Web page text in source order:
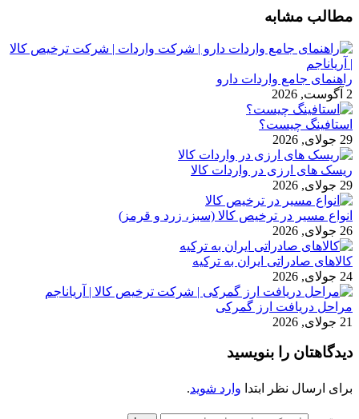
مطالب مشابه
راهنمای جامع واردات دارو
2 آگوست, 2026
استافینگ چیست؟
29 جولای, 2026
ریسک های ارزی در واردات کالا
29 جولای, 2026
انواع مسیر در ترخیص کالا (سبز، زرد و قرمز)
26 جولای, 2026
کالاهای صادراتی ایران به ترکیه
24 جولای, 2026
مراحل دریافت ارز گمرکی
21 جولای, 2026
دیدگاهتان را بنویسید
برای ارسال نظر ابتدا وارد شوید.